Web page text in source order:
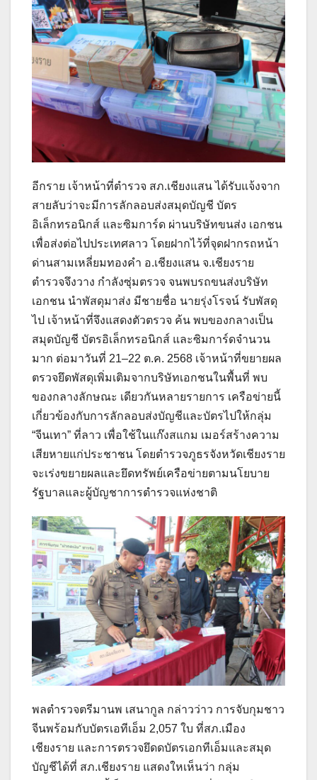
อีกราย เจ้าหน้าที่ตำรวจ สภ.เชียงแสน ได้รับแจ้งจาก
สายลับว่าจะมีการลักลอบส่งสมุดบัญชี บัตร
อิเล็กทรอนิกส์ และซิมการ์ด ผ่านบริษัทขนส่ง เอกชน
เพื่อส่งต่อไปประเทศลาว โดยฝากไว้ที่จุดฝากรถหน้า
ด่านสามเหลี่ยมทองคำ อ.เชียงแสน จ.เชียงราย
ตำรวจจึงวาง กำลังซุ่มตรวจ จนพบรถขนส่งบริษัท
เอกชน นำพัสดุมาส่ง มีชายชื่อ นายรุ่งโรจน์ รับพัสดุ
ไป เจ้าหน้าที่จึงแสดงตัวตรวจ ค้น พบของกลางเป็น
สมุดบัญชี บัตรอิเล็กทรอนิกส์ และซิมการ์ดจำนวน
มาก ต่อมาวันที่ 21–22 ต.ค. 2568 เจ้าหน้าที่ขยายผล
ตรวจยึดพัสดุเพิ่มเติมจากบริษัทเอกชนในพื้นที่ พบ
ของกลางลักษณะ เดียวกันหลายรายการ เครือข่ายนี้
เกี่ยวข้องกับการลักลอบส่งบัญชีและบัตรไปให้กลุ่ม
“จีนเทา” ที่ลาว เพื่อใช้ในแก๊งสแกม เมอร์สร้างความ
เสียหายแก่ประชาชน โดยตำรวจภูธรจังหวัดเชียงราย
จะเร่งขยายผลและยึดทรัพย์เครือข่ายตามนโยบาย
รัฐบาลและผู้บัญชาการตำรวจแห่งชาติ
พลตำรวจตรีมานพ เสนากูล กล่าวว่าว การจับกุมชาว
จีนพร้อมกับบัตรเอทีเอ็ม 2,057 ใบ ที่สภ.เมือง
เชียงราย และการตรวจยึดดบัตรเอกทีเอ็มและสมุด
บัญชีได้ที่ สภ.เชียงราย แสดงใหเห็นว่า กลุ่ม